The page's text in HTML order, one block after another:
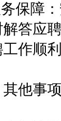
障：
答应
作顺利
他事项